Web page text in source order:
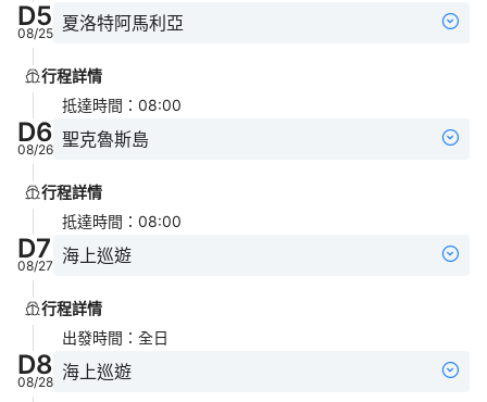
D5
08/25 夏洛特阿馬利亞
行程詳情
抵達時間 ： 08:00
D6
08/26 聖克魯斯島
行程詳情
抵達時間 ： 08:00
D7
08/27 海上巡遊
行程詳情
出發時間 ： 全日
D8
08/28 海上巡遊